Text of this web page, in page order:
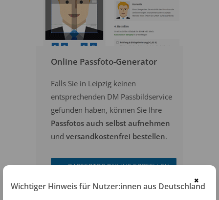
Online Passfoto-Generator
Falls Sie in Leipzig keinen
entsprechenden DM Passbildservice
gefunden haben, können Sie Ihre
Passfotos auch selbst aufnehmen
und versandkostenfrei bestellen.
PASSFOTOS ONLINE ERSTELLEN
×
Wichtiger Hinweis für Nutzer:innen aus Deutschland